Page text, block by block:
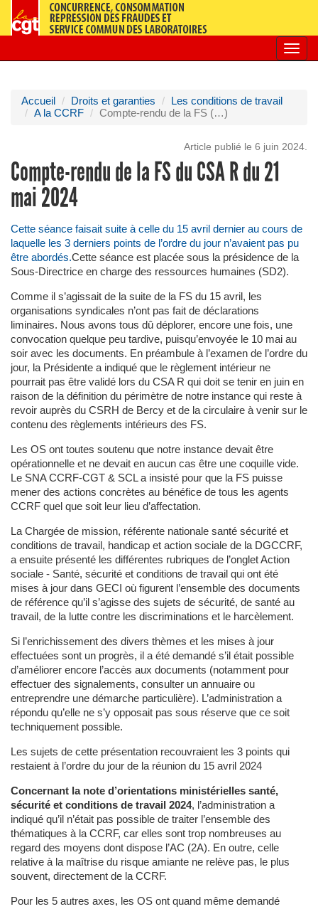
Accueil Droits et garanties
Les conditions de travail
A la CCRF
Compte-rendu de la FS (…)
Article publié le 6 juin 2024.
Compte-rendu de la FS du CSA R du 21
mai 2024
Cette séance faisait suite à celle du 15 avril dernier au cours de
laquelle les 3 derniers points de l’ordre du jour n’avaient pas pu
être abordés.Cette séance est placée sous la présidence de la
Sous-Directrice en charge des ressources humaines (SD2).
Comme il s’agissait de la suite de la FS du 15 avril, les
organisations syndicales n’ont pas fait de déclarations
liminaires. Nous avons tous dû déplorer, encore une fois, une
convocation quelque peu tardive, puisqu’envoyée le 10 mai au
soir avec les documents. En préambule à l’examen de l’ordre du
jour, la Présidente a indiqué que le règlement intérieur ne
pourrait pas être validé lors du CSA R qui doit se tenir en juin en
raison de la définition du périmètre de notre instance qui reste à
revoir auprès du CSRH de Bercy et de la circulaire à venir sur le
contenu des règlements intérieurs des FS.
Les OS ont toutes soutenu que notre instance devait être
opérationnelle et ne devait en aucun cas être une coquille vide.
Le SNA CCRF-CGT & SCL a insisté pour que la FS puisse
mener des actions concrètes au bénéfice de tous les agents
CCRF quel que soit leur lieu d’affectation.
La Chargée de mission, référente nationale santé sécurité et
conditions de travail, handicap et action sociale de la DGCCRF,
a ensuite présenté les différentes rubriques de l’onglet Action
sociale - Santé, sécurité et conditions de travail qui ont été
mises à jour dans GECI où figurent l’ensemble des documents
de référence qu’il s’agisse des sujets de sécurité, de santé au
travail, de la lutte contre les discriminations et le harcèlement.
Si l’enrichissement des divers thèmes et les mises à jour
effectuées sont un progrès, il a été demandé s’il était possible
d’améliorer encore l’accès aux documents (notamment pour
effectuer des signalements, consulter un annuaire ou
entreprendre une démarche particulière). L’administration a
répondu qu’elle ne s’y opposait pas sous réserve que ce soit
techniquement possible.
Les sujets de cette présentation recouvraient les 3 points qui
restaient à l’ordre du jour de la réunion du 15 avril 2024
Concernant la note d’orientations ministérielles santé,
sécurité et conditions de travail 2024, l’administration a
indiqué qu’il n’était pas possible de traiter l’ensemble des
thématiques à la CCRF, car elles sont trop nombreuses au
regard des moyens dont dispose l’AC (2A). En outre, celle
relative à la maîtrise du risque amiante ne relève pas, le plus
souvent, directement de la CCRF.
Pour les 5 autres axes, les OS ont quand même demandé